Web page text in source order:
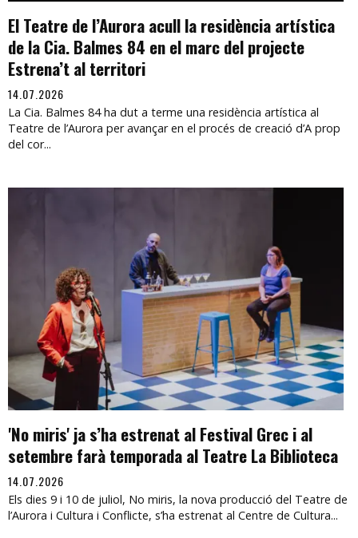
El Teatre de l’Aurora acull la residència artística
de la Cia. Balmes 84 en el marc del projecte
Estrena’t al territori
14.07.2026
La Cia. Balmes 84 ha dut a terme una residència artística al
Teatre de l’Aurora per avançar en el procés de creació d’A prop
del cor...
'No miris' ja s’ha estrenat al Festival Grec i al
setembre farà temporada al Teatre La Biblioteca
14.07.2026
Els dies 9 i 10 de juliol, No miris, la nova producció del Teatre de
l’Aurora i Cultura i Conflicte, s’ha estrenat al Centre de Cultura...